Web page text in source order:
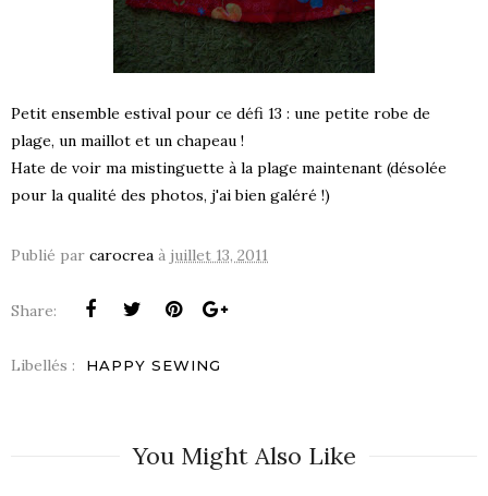
Petit ensemble estival pour ce défi 13 : une petite robe de
plage, un maillot et un chapeau !
Hate de voir ma mistinguette à la plage maintenant (désolée
pour la qualité des photos, j'ai bien galéré !)
Publié par carocrea à juillet 13, 2011
Share:
Libellés : HAPPY SEWING
You Might Also Like